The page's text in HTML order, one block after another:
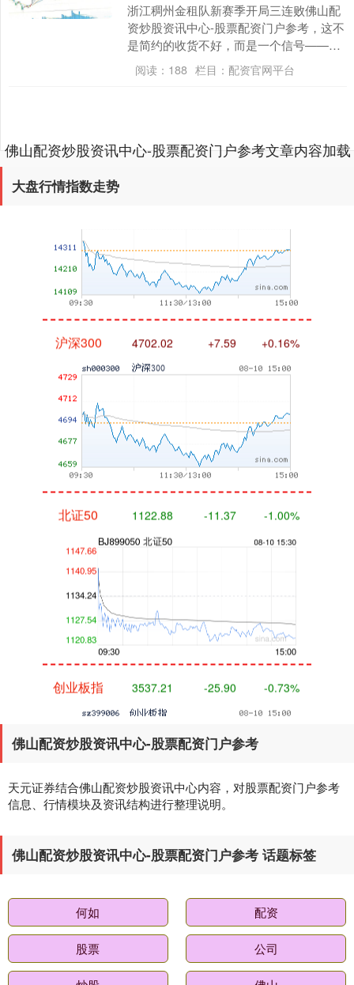
浙江稠州金租队新赛季开局三连败佛山配
资炒股资讯中心-股票配资门户参考，这不
是简约的收货不好，而是一个信号——当
一支球队把统统筹码押在进军上，却疏远
了注意的基础，....
阅读： 188 栏目： 配资官网平台
佛山配资炒股资讯中心-股票配资门户参考文章内容加载
大盘行情指数走势
深证成指 14316.96 +5.95 +0.04%
沪深300 4702.02 +7.59 +0.16%
北证50 1122.88 -11.37 -1.00%
创业板指 3537.21 -25.90 -0.73%
佛山配资炒股资讯中心-股票配资门户参考
天元证券结合佛山配资炒股资讯中心内容，对股票配资门户参考
信息、行情模块及资讯结构进行整理说明。
佛山配资炒股资讯中心-股票配资门户参考 话题标签
何如 配资
股票 公司